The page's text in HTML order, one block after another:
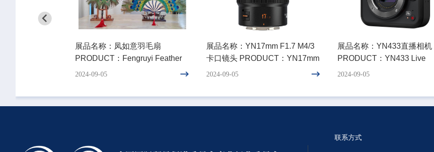
展品名称：凤如意羽毛扇
PRODUCT：Fengruyi Feather
Fan
2024-09-05
展品名称：YN17mm F1.7 M4/3
卡口镜头 PRODUCT：YN17mm
F1.7 M4/3-Mount Lens
2024-09-05
展品名称：YN433直播相机
PRODUCT：YN433 Live
Streaming Camera
2024-09-05
联系方式